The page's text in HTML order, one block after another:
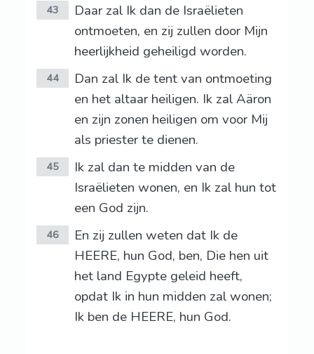
43
Daar zal Ik dan de Israëlieten
ontmoeten, en zij zullen door Mijn
heerlijkheid geheiligd worden.
44
Dan zal Ik de tent van ontmoeting
en het altaar heiligen. Ik zal Aäron
en zijn zonen heiligen om voor Mij
als priester te dienen.
45
Ik zal dan te midden van de
Israëlieten wonen, en Ik zal hun tot
een God zijn.
46
En zij zullen weten dat Ik de
HEERE, hun God, ben, Die hen uit
het land Egypte geleid heeft,
opdat Ik in hun midden zal wonen;
Ik ben de HEERE, hun God.